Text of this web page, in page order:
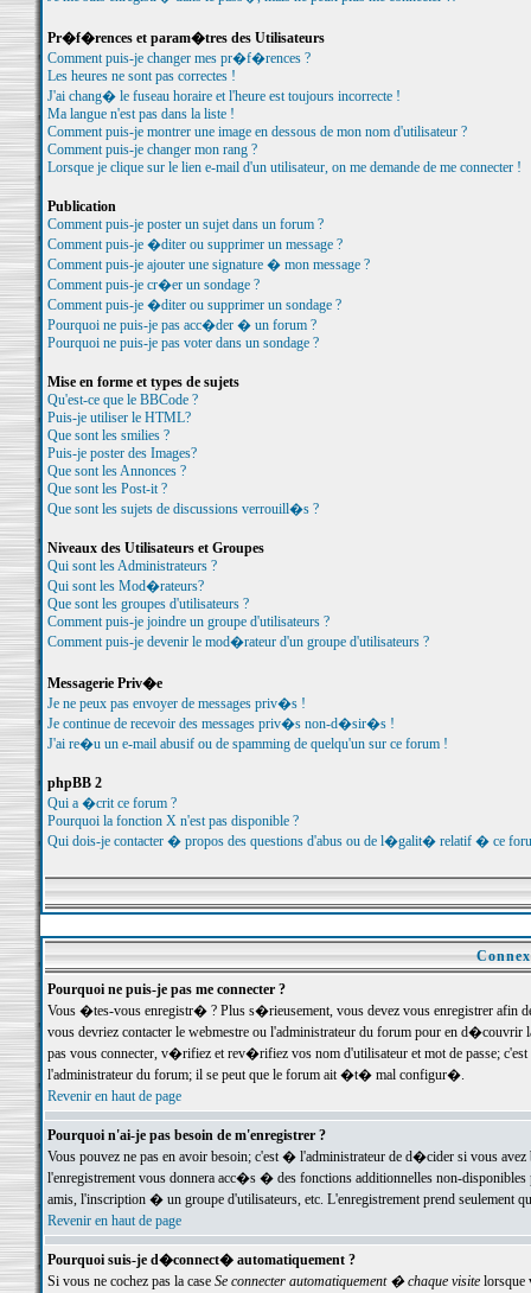
Pr�f�rences et param�tres des Utilisateurs
Comment puis-je changer mes pr�f�rences ?
Les heures ne sont pas correctes !
J'ai chang� le fuseau horaire et l'heure est toujours incorrecte !
Ma langue n'est pas dans la liste !
Comment puis-je montrer une image en dessous de mon nom d'utilisateur ?
Comment puis-je changer mon rang ?
Lorsque je clique sur le lien e-mail d'un utilisateur, on me demande de me connecter !
Publication
Comment puis-je poster un sujet dans un forum ?
Comment puis-je �diter ou supprimer un message ?
Comment puis-je ajouter une signature � mon message ?
Comment puis-je cr�er un sondage ?
Comment puis-je �diter ou supprimer un sondage ?
Pourquoi ne puis-je pas acc�der � un forum ?
Pourquoi ne puis-je pas voter dans un sondage ?
Mise en forme et types de sujets
Qu'est-ce que le BBCode ?
Puis-je utiliser le HTML?
Que sont les smilies ?
Puis-je poster des Images?
Que sont les Annonces ?
Que sont les Post-it ?
Que sont les sujets de discussions verrouill�s ?
Niveaux des Utilisateurs et Groupes
Qui sont les Administrateurs ?
Qui sont les Mod�rateurs?
Que sont les groupes d'utilisateurs ?
Comment puis-je joindre un groupe d'utilisateurs ?
Comment puis-je devenir le mod�rateur d'un groupe d'utilisateurs ?
Messagerie Priv�e
Je ne peux pas envoyer de messages priv�s !
Je continue de recevoir des messages priv�s non-d�sir�s !
J'ai re�u un e-mail abusif ou de spamming de quelqu'un sur ce forum !
phpBB 2
Qui a �crit ce forum ?
Pourquoi la fonction X n'est pas disponible ?
Qui dois-je contacter � propos des questions d'abus ou de l�galit� relatif � ce
Pourquoi ne puis-je pas me connecter ?
Vous �tes-vous enregistr� ? Plus s�rieusement, vous devez vous enregistrer
vous devriez contacter le webmestre ou l'administrateur du forum pour en
pas vous connecter, v�rifiez et rev�rifiez vos nom d'utilisateur et mot de passe;
l'administrateur du forum; il se peut que le forum ait �t� mal configur�.
Revenir en haut de page
Pourquoi n'ai-je pas besoin de m'enregistrer ?
Vous pouvez ne pas en avoir besoin; c'est � l'administrateur de d�cider si vous
l'enregistrement vous donnera acc�s � des fonctions additionnelles non-
amis, l'inscription � un groupe d'utilisateurs, etc. L'enregistrement prend seulement
Revenir en haut de page
Pourquoi suis-je d�connect� automatiquement ?
Si vous ne cochez pas la case Se connecter automatiquement � chaque visitelorsque